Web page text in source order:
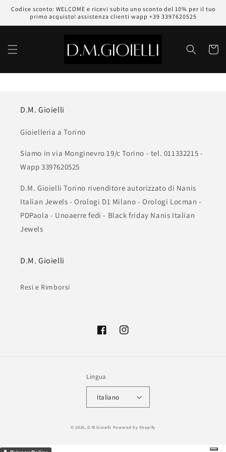
direttamente
ai contenuti
Codice sconto: WELCOME e ricevi subito uno sconto del 10% per il tuo
primo acquisto! assistenza clienti wapp +39 3397620525
Carrello
D.M. Gioielli
Gioielleria a Torino
Siamo in via Monginevro 19/c Torino - tel. 011332215 -
Wapp 3397620525
D.M. Gioielli Torino rivenditore autorizzato di Nanis
Italian Jewels - Orologi D1 Milano - Orologi Locman -
PDPaola - Unoaerre fedi - Black friday Nanis Italian
Jewels
D.M. Gioielli
Resi e Rimborsi
FacebookInstagram
Lingua
Italiano
© 2026,D.M.Gioielli Powered by Shopify